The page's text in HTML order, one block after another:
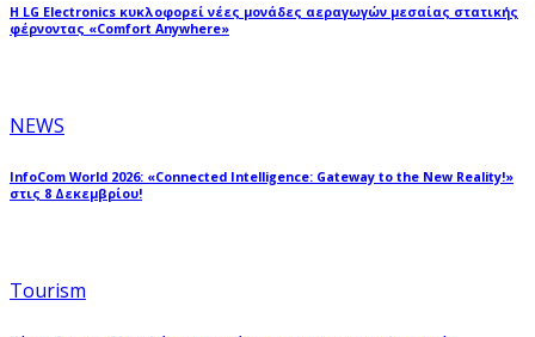
Η LG Electronics κυκλοφορεί νέες μονάδες αεραγωγών μεσαίας στατικής
φέρνοντας «Comfort Anywhere»
NEWS
InfoCom World 2026: «Connected Intelligence: Gateway to the New Reality!»
στις 8 Δεκεμβρίου!
Tourism